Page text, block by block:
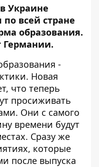
Украине
по всей стране
образования.
Германии.
-
Новая
что теперь
просиживать
Они с самого
времени будут
Сразу же
которые
после выпуска